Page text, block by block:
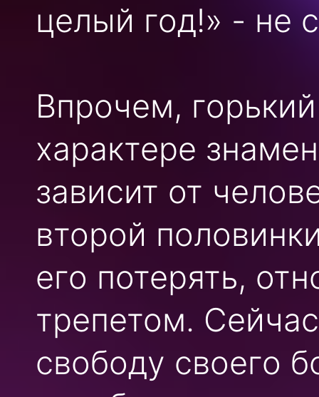
целый год!» - не
Впрочем,
характере
зависит от
второй
его потерять,
трепетом.
свободу своего